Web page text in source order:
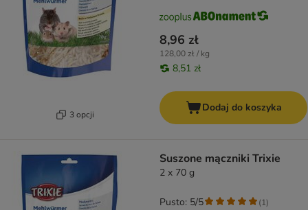
3 opcji
8,96 zł
128,00 zł / kg
8,51 zł
Dodaj do koszyka
Suszone mączniki Trixie
2 x 70 g
Pusto: 5/5 (1)